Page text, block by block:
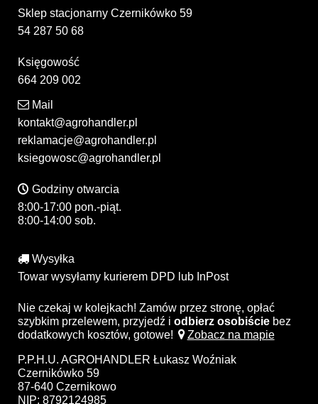
Sklep stacjonarny Czernikówko 59
54 287 50 68
Księgowość
664 209 002
Mail
kontakt@agrohandler.pl
reklamacje@agrohandler.pl
ksiegowosc@agrohandler.pl
Godziny otwarcia
8:00-17:00 pon.-piąt.
8:00-14:00 sob.
Wysyłka
Towar wysyłamy kurierem DPD lub InPost
Nie czekaj w kolejkach! Zamów przez stronę, opłać
szybkim przelewem, przyjedź i odbierz osobiście bez
dodatkowych kosztów, gotowe!
Zobacz na mapie
P.P.H.U. AGROHANDLER Łukasz Woźniak
Czernikówko 59
87-640 Czernikowo
NIP: 8792124985